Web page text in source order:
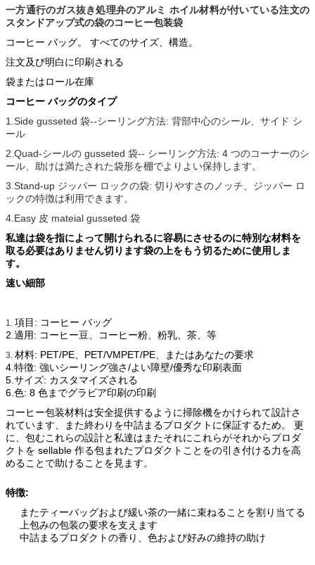
一方通行のガス抜き処理弁のアルミ ホイル材料が付いている注文の
スタンドアップ式の袋のコーヒー包装袋
コーヒー バッグ。 すべてのサイズ、構造。
注文及び明白に印刷される
袋またはロール在庫
コーヒー バッグのタイプ
1.Side gusseted 袋--シーリング方法: 背部中心のシール、サイド シ
ール
2.Quad-シールの gusseted 袋-- シーリング方法: 4 つのコーナーのシ
ール、助けは満たされた袋形を棚でよりよい保持します。
3.Stand-up ジッパー ロックの袋: 切りやすさのノッチ、ジッパー ロ
ックの特徴は利用できます。
4.Easy 皮 mateial gusseted 袋
私達は袋を指によって開けられるに容易にさせるのに特別な材料を
取る必要はありません切ります袋の上をもう切るために使用しま
す。
速い細部
1. 項目: コーヒー バッグ
2.適用: コーヒー豆、コーヒー粉、粉乳、茶、等
3. 材料: PET/PE、PET/VMPET/PE、またはあなたの要求
4.特徴: 強いシーリング強さ/よい障壁/優秀な印刷表面
5.サイズ: カスタマイズされる
6.色: 8 色までグラビア印刷の印刷
コーヒー包装材料は安全提供するように掃除機をかけられて設計さ
れています、また終わりを中詰まるプロダクトに保証するため。 更
に、包むこれらの設計と私達はまたそれにこれらがそれからプロダ
クトを sellable 作る包まれたプロダクトことをの引き付ける力を高
めることで助けることを見ます。
特徴:
またティーバッグおよび緩い茶の一緒に束ねることを割り当てる
上包みの包装の要求を支えます
中詰まるプロダクトの香り、色および好みの維持の助け